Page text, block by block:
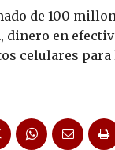
de 100
dinero en
celulares para